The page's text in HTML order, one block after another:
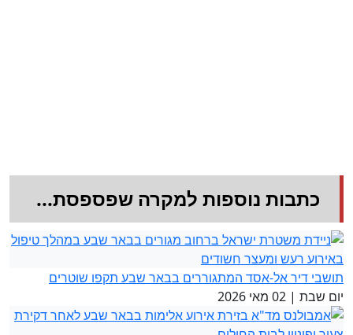
כתבות נוספות למקרה שפספסת...
תושבי דיר אל-אסד המתגוררים בבאר שבע תקפו שוטרים
יום שבת | 02 מאי 2026